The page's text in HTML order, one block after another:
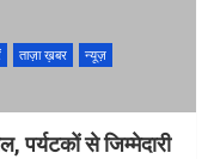
ताज़ा ख़बर
न्यूज़
पर्यटकों से जिम्मेदारी